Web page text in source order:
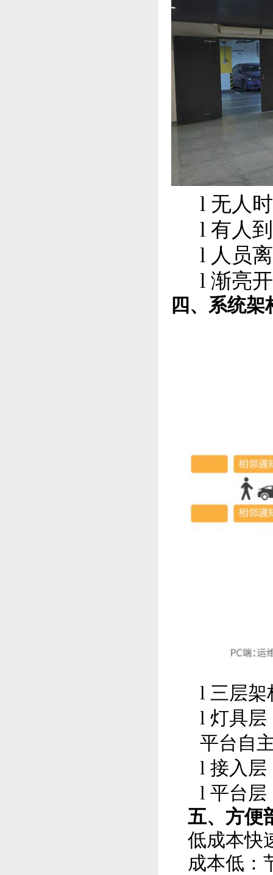
l 无人
l 有人
l 人员
l 渐亮
四、系统架
l 三层架
l 灯具层
平台自
l 接入层
l 平台层
五、方便
低成本快
成本低：